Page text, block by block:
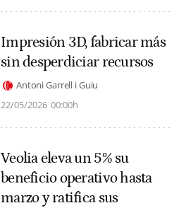
Impresión 3D, fabricar más
sin desperdiciar recursos
Antoni Garrell i Guiu
22/05/2026 00:00h
Veolia eleva un 5% su
beneficio operativo hasta
marzo y ratifica sus